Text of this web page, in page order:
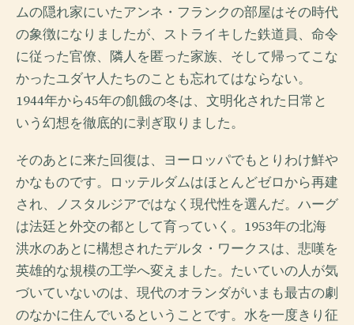
ムの隠れ家にいたアンネ・フランクの部屋はその時代
の象徴になりましたが、ストライキした鉄道員、命令
に従った官僚、隣人を匿った家族、そして帰ってこな
かったユダヤ人たちのことも忘れてはならない。
1944年から45年の飢餓の冬は、文明化された日常と
いう幻想を徹底的に剥ぎ取りました。
そのあとに来た回復は、ヨーロッパでもとりわけ鮮や
かなものです。ロッテルダムはほとんどゼロから再建
され、ノスタルジアではなく現代性を選んだ。ハーグ
は法廷と外交の都として育っていく。1953年の北海
洪水のあとに構想されたデルタ・ワークスは、悲嘆を
英雄的な規模の工学へ変えました。たいていの人が気
づいていないのは、現代のオランダがいまも最古の劇
のなかに住んでいるということです。水を一度きり征